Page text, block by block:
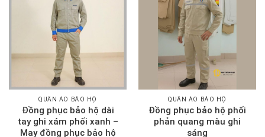
QUẦN ÁO BẢO HỘ
Đồng phục bảo hộ dài
tay ghi xám phối xanh –
May đồng phục bảo hộ
QUẦN ÁO BẢO HỘ
Đồng phục bảo hộ phối
phản quang màu ghi
sáng